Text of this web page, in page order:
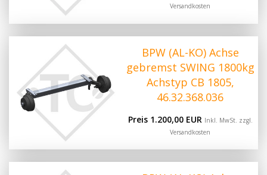
Versandkosten
BPW (AL-KO) Achse
gebremst SWING 1800kg
Achstyp CB 1805,
46.32.368.036
Preis 1.200,00 EUR Inkl. MwSt. zzgl.
Versandkosten